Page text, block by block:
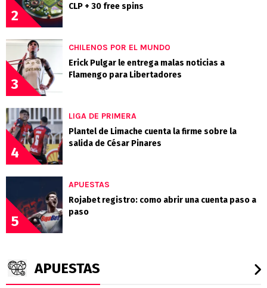
2
CLP + 30 free spins
3
CHILENOS POR EL MUNDO
Erick Pulgar le entrega malas noticias a
Flamengo para Libertadores
4
LIGA DE PRIMERA
Plantel de Limache cuenta la firme sobre la
salida de César Pinares
5
APUESTAS
Rojabet registro: como abrir una cuenta paso a
paso
APUESTAS